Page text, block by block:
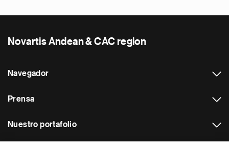
Novartis Andean & CAC region
Navegador
Prensa
Nuestro portafolio